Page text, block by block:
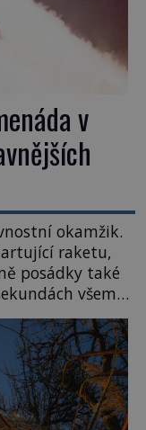
v
okamžik.
raketu,
posádky také
všem
Jejich
druhou stranu
malé kousky